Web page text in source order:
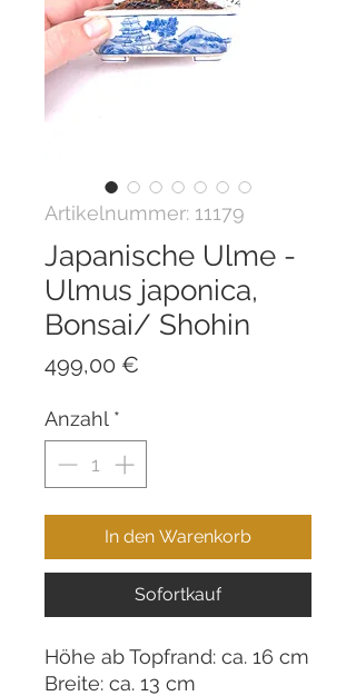
Artikelnummer: 11179
Japanische Ulme -
Ulmus japonica,
Bonsai/ Shohin
499,00 €
Anzahl *
In den Warenkorb
Sofortkauf
Höhe ab Topfrand: ca. 16 cm
Breite: ca. 13 cm